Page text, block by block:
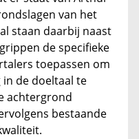
van het
staan daarbij naast
de specifieke
toepassen om
de doeltaal te
achtergrond
bestaande